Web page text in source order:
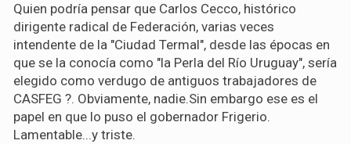
Quien podría pensar que Carlos Cecco, histórico
dirigente radical de Federación, varias veces
intendente de la "Ciudad Termal", desde las épocas en
que se la conocía como "la Perla del Río Uruguay", sería
elegido como verdugo de antiguos trabajadores de
CASFEG ?. Obviamente, nadie.Sin embargo ese es el
papel en que lo puso el gobernador Frigerio.
Lamentable...y triste.